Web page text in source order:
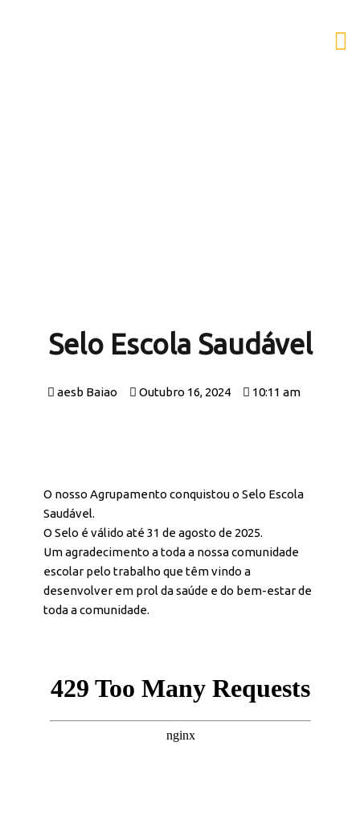
Selo Escola Saudável
aesb Baiao Outubro 16, 2024 10:11 am
O nosso Agrupamento conquistou o Selo Escola
Saudável.
O Selo é válido até 31 de agosto de 2025.
Um agradecimento a toda a nossa comunidade
escolar pelo trabalho que têm vindo a
desenvolver em prol da saúde e do bem-estar de
toda a comunidade.